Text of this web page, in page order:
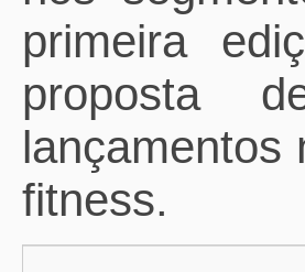
primeira
proposta
fitness.